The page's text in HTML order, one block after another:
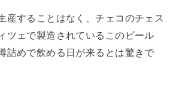
産することはなく、チェコのチェス
ツェで製造されているこのビール
詰めで飲める日が来るとは驚きで